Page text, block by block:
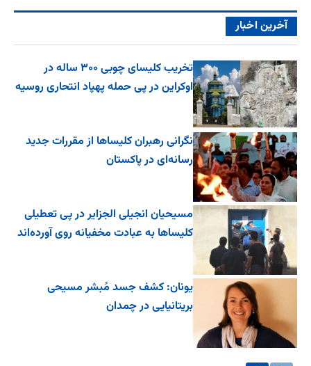
آخرین اخبار
تخریب کلیسای چوبی ۳۰۰ ساله در
اوکراین در پی حمله پهپاد انتحاری روسیه
نگرانی رهبران کلیساها از مقررات جدید
رسانه‌ای در پاکستان
مسیحیان انجیلی الجزایر در پی تعطیلی
کلیساها به عبادت مخفیانه روی آورده‌اند
یونان: کشف جسد مُبشر مسیحی
بریتانیایی در چمدان